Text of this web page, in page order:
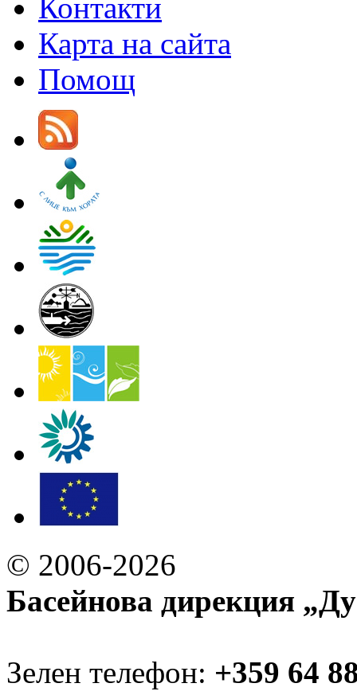
Контакти
Карта на сайта
Помощ
© 2006-2026
Басейнова дирекция
Зелен телефон: +359 64